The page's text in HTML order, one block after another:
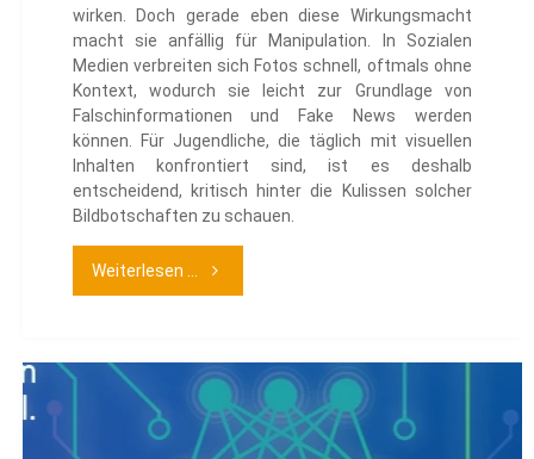
wirken. Doch gerade eben diese Wirkungsmacht
macht sie anfällig für Manipulation. In Sozialen
Medien verbreiten sich Fotos schnell, oftmals ohne
Kontext, wodurch sie leicht zur Grundlage von
Falschinformationen und Fake News werden
können. Für Jugendliche, die täglich mit visuellen
Inhalten konfrontiert sind, ist es deshalb
entscheidend, kritisch hinter die Kulissen solcher
Bildbotschaften zu schauen.
Weiterlesen ... "Caption
–
Wie